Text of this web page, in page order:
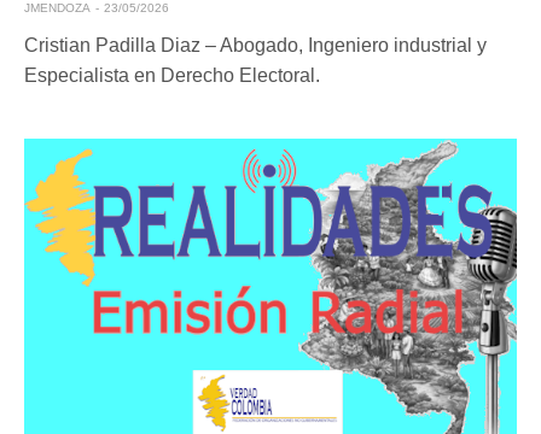
JMENDOZA 23/05/2026
Cristian Padilla Diaz – Abogado, Ingeniero industrial y
Especialista en Derecho Electoral.